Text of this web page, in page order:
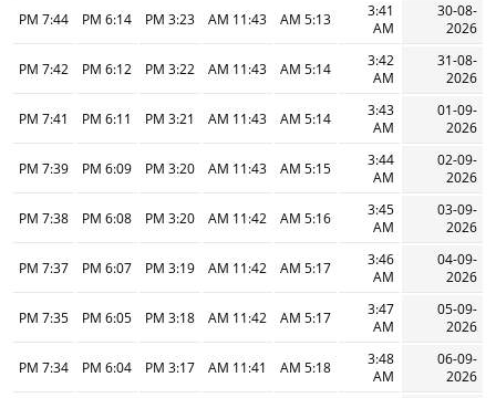
30-08-
2026
3:41
AM
5:13 AM
11:43 AM
3:23 PM
6:14 PM
7:44 PM
31-08-
2026
3:42
AM
5:14 AM
11:43 AM
3:22 PM
6:12 PM
7:42 PM
01-09-
2026
3:43
AM
5:14 AM
11:43 AM
3:21 PM
6:11 PM
7:41 PM
02-09-
2026
3:44
AM
5:15 AM
11:43 AM
3:20 PM
6:09 PM
7:39 PM
03-09-
2026
3:45
AM
5:16 AM
11:42 AM
3:20 PM
6:08 PM
7:38 PM
04-09-
2026
3:46
AM
5:17 AM
11:42 AM
3:19 PM
6:07 PM
7:37 PM
05-09-
2026
3:47
AM
5:17 AM
11:42 AM
3:18 PM
6:05 PM
7:35 PM
06-09-
2026
3:48
AM
5:18 AM
11:41 AM
3:17 PM
6:04 PM
7:34 PM